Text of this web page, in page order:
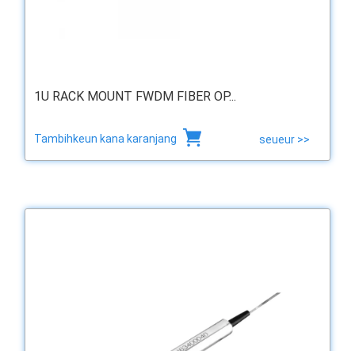
1U RACK MOUNT FWDM FIBER OP...
Tambihkeun kana karanjang seueur >>